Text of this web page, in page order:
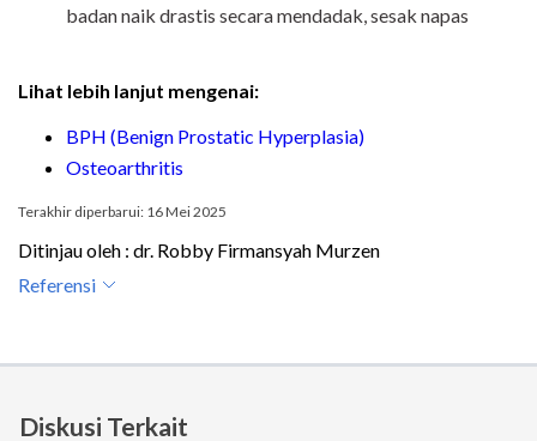
badan naik drastis secara mendadak, sesak napas
Lihat lebih lanjut mengenai:
BPH (Benign Prostatic Hyperplasia)
Osteoarthritis
Terakhir diperbarui: 16 Mei 2025